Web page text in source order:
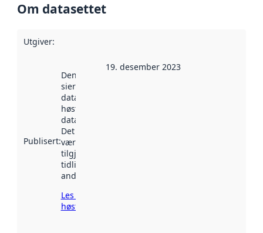
Om datasettet
Utgiver:
Publisert:
Denne datoen
sier når
datasettet ble
høstet av
data.norge.no.
Det kan ha
vært
tilgjengelig
tidligere
andre steder.
Les mer om
høsting her
19. desember 2023